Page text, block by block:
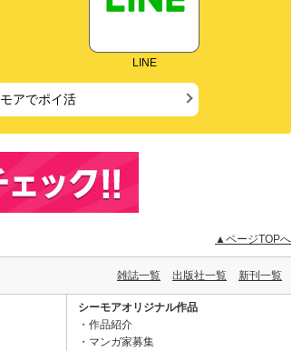
LINE
アでポイ活
▲ページTOPへ
雑誌一覧 出版社一覧 新刊一覧
シーモアオリジナル作品
作品紹介
マンガ家募集